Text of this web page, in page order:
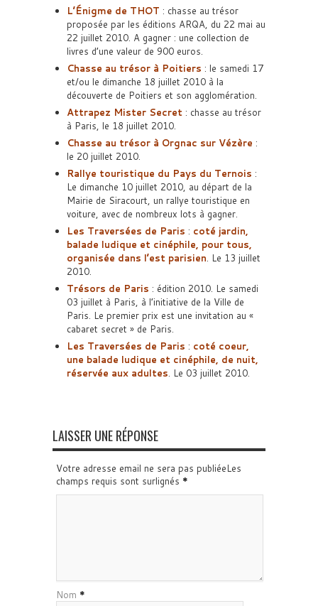
L’Énigme de THOT : chasse au trésor
proposée par les éditions ARQA, du 22 mai au
22 juillet 2010. A gagner : une collection de
livres d’une valeur de 900 euros.
Chasse au trésor à Poitiers : le samedi 17
et/ou le dimanche 18 juillet 2010 à la
découverte de Poitiers et son agglomération.
Attrapez Mister Secret : chasse au trésor
à Paris, le 18 juillet 2010.
Chasse au trésor à Orgnac sur Vézère :
le 20 juillet 2010.
Rallye touristique du Pays du Ternois :
Le dimanche 10 juillet 2010, au départ de la
Mairie de Siracourt, un rallye touristique en
voiture, avec de nombreux lots à gagner.
Les Traversées de Paris : coté jardin,
balade ludique et cinéphile, pour tous,
organisée dans l’est parisien. Le 13 juillet
2010.
Trésors de Paris : édition 2010. Le samedi
03 juillet à Paris, à l’initiative de la Ville de
Paris. Le premier prix est une invitation au «
cabaret secret » de Paris.
Les Traversées de Paris : coté coeur,
une balade ludique et cinéphile, de nuit,
réservée aux adultes. Le 03 juillet 2010.
LAISSER UNE RÉPONSE
Votre adresse email ne sera pas publiéeLes
champs requis sont surlignés *
Nom *